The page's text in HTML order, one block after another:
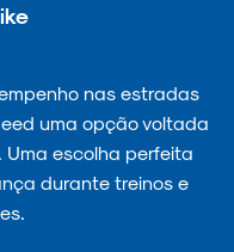
nas estradas
uma opção voltada
escolha perfeita
durante treinos e